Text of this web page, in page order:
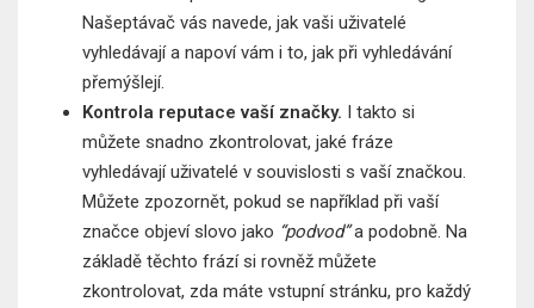
Našeptávač vás navede, jak vaši uživatelé
vyhledávají a napoví vám i to, jak při vyhledávání
přemýšlejí.
Kontrola reputace vaší značky. I takto si
můžete snadno zkontrolovat, jaké fráze
vyhledávají uživatelé v souvislosti s vaší značkou.
Můžete zpozornět, pokud se například při vaší
značce objeví slovo jako “podvod”a podobně. Na
základě těchto frází si rovněž můžete
zkontrolovat, zda máte vstupní stránku, pro každý